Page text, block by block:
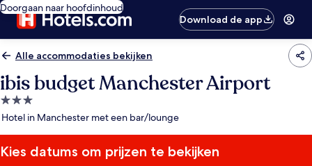
Doorgaan naar hoofdinhoud
Download de app
Alle accommodaties bekijken
ibis budget Manchester Airport
3.0-
sterrenaccommodatie
Hotel in Manchester met een bar/lounge
Kies datums om prijzen te bekijken